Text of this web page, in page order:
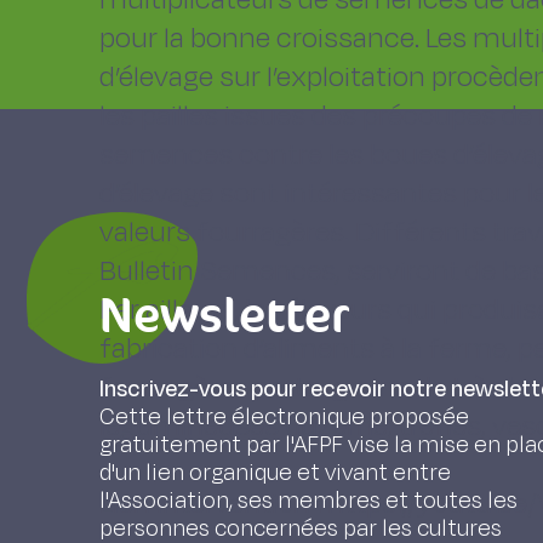
pour la bonne croissance. Les
d’élevage sur l’exploitation
les pailles issues des précoupes
valeurs fourragères. Différents
Bulletin Semences, serviront de
Par ailleurs, les éleveurs qui
fabrication d’aliments à la ferme,
fourragères porte-graine de très
légumineuses (luzerne, trèfles,
Lien intervention : https://youtu.be/
Newsletter
Inscrivez-vous pour recevoir notre
Cette lettre électronique proposée
gratuitement par l'AFPF vise la mise en
d'un lien organique et vivant entre
l'Association, ses membres et toutes les
personnes concernées par les cultures